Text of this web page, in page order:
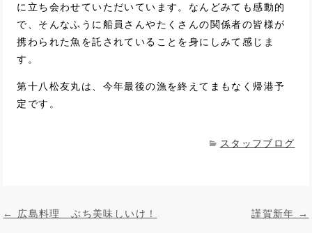
に立ち会わせていただいています。なんどみても感動的
で、そんなふうに船員さんやたくさんの関係者の皆様が
携わられた魚を託されていることを身にしみて感じま
す。
第十八松友丸は、今年最後の漁を終えてまもなく帰港予
定です。
スタッフブログ
投稿ナビゲーション
← 広島料理 ぶち美味しいけ！ 謹賀新年 →